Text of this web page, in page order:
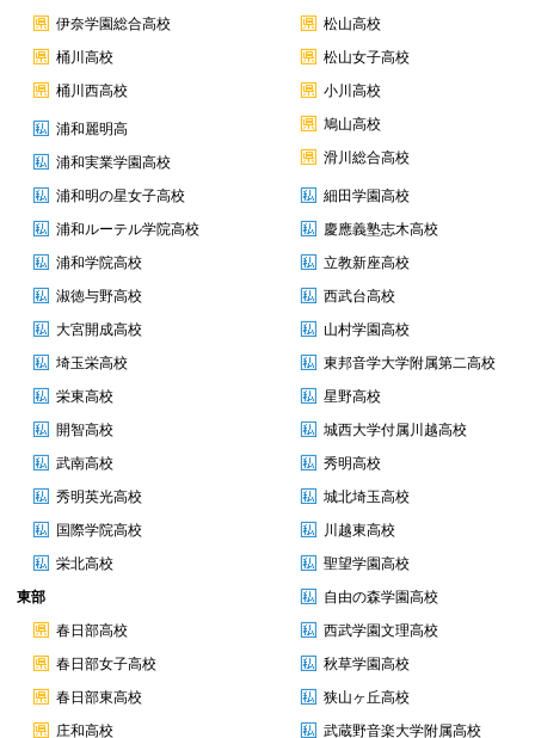
伊奈学園総合高校
桶川高校
桶川西高校
浦和麗明高
浦和実業学園高校
浦和明の星女子高校
浦和ルーテル学院高校
浦和学院高校
淑徳与野高校
大宮開成高校
埼玉栄高校
栄東高校
開智高校
武南高校
秀明英光高校
国際学院高校
栄北高校
東部
春日部高校
春日部女子高校
春日部東高校
庄和高校
松山高校
松山女子高校
小川高校
鳩山高校
滑川総合高校
細田学園高校
慶應義塾志木高校
立教新座高校
西武台高校
山村学園高校
東邦音学大学附属第二高校
星野高校
城西大学付属川越高校
秀明高校
城北埼玉高校
川越東高校
聖望学園高校
自由の森学園高校
西武学園文理高校
秋草学園高校
狭山ヶ丘高校
武蔵野音楽大学附属高校